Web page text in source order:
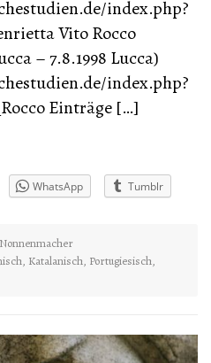
index.php?
Vito Rocco
– 7.8.1998 Lucca)
index.php?
Einträge […]
WhatsApp Tumblr
, Katalanisch, Portugiesisch,